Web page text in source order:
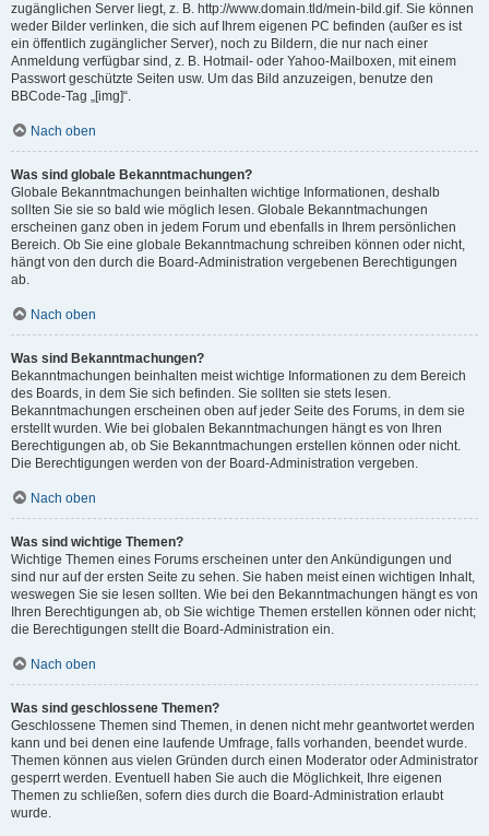
zugänglichen Server liegt, z. B. http://www.domain.tld/mein-bild.gif. Sie können
weder Bilder verlinken, die sich auf Ihrem eigenen PC befinden (außer es ist
ein öffentlich zugänglicher Server), noch zu Bildern, die nur nach einer
Anmeldung verfügbar sind, z. B. Hotmail- oder Yahoo-Mailboxen, mit einem
Passwort geschützte Seiten usw. Um das Bild anzuzeigen, benutze den
BBCode-Tag „[img]“.
Nach oben
Was sind globale Bekanntmachungen?
Globale Bekanntmachungen beinhalten wichtige Informationen, deshalb
sollten Sie sie so bald wie möglich lesen. Globale Bekanntmachungen
erscheinen ganz oben in jedem Forum und ebenfalls in Ihrem persönlichen
Bereich. Ob Sie eine globale Bekanntmachung schreiben können oder nicht,
hängt von den durch die Board-Administration vergebenen Berechtigungen
ab.
Nach oben
Was sind Bekanntmachungen?
Bekanntmachungen beinhalten meist wichtige Informationen zu dem Bereich
des Boards, in dem Sie sich befinden. Sie sollten sie stets lesen.
Bekanntmachungen erscheinen oben auf jeder Seite des Forums, in dem sie
erstellt wurden. Wie bei globalen Bekanntmachungen hängt es von Ihren
Berechtigungen ab, ob Sie Bekanntmachungen erstellen können oder nicht.
Die Berechtigungen werden von der Board-Administration vergeben.
Nach oben
Was sind wichtige Themen?
Wichtige Themen eines Forums erscheinen unter den Ankündigungen und
sind nur auf der ersten Seite zu sehen. Sie haben meist einen wichtigen Inhalt,
weswegen Sie sie lesen sollten. Wie bei den Bekanntmachungen hängt es von
Ihren Berechtigungen ab, ob Sie wichtige Themen erstellen können oder nicht;
die Berechtigungen stellt die Board-Administration ein.
Nach oben
Was sind geschlossene Themen?
Geschlossene Themen sind Themen, in denen nicht mehr geantwortet werden
kann und bei denen eine laufende Umfrage, falls vorhanden, beendet wurde.
Themen können aus vielen Gründen durch einen Moderator oder Administrator
gesperrt werden. Eventuell haben Sie auch die Möglichkeit, Ihre eigenen
Themen zu schließen, sofern dies durch die Board-Administration erlaubt
wurde.